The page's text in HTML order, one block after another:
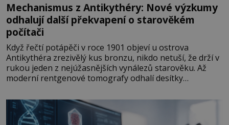
Mechanismus z Antikythéry: Nové výzkumy
odhalují další překvapení o starověkém
počítači
Když řečtí potápěči v roce 1901 objeví u ostrova
Antikythéra zrezivělý kus bronzu, nikdo netuší, že drží v
rukou jeden z nejúžasnějších vynálezů starověku. Až
moderní rentgenové tomografy odhalí desítky
Antikythéry je dnes považován za nejstarší známý
analogový počítač na světě. Přesto ani po více než sto
letech výzkumu